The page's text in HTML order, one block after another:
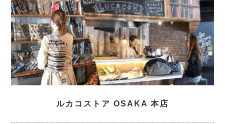
ルカコストア OSAKA 本店